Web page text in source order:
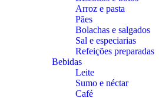
Arroz e pasta
Pães
Bolachas e salgados
Sal e especiarias
Refeições preparadas
Bebidas
Leite
Sumo e néctar
Café